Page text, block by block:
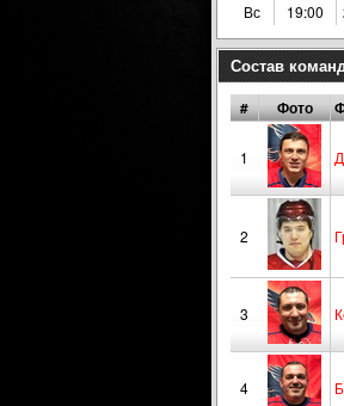
Вс
19:00
Состав
# Фото
1
2
3
4